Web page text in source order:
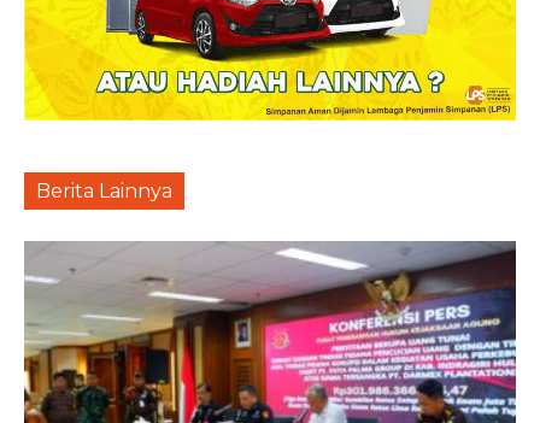
Berita Lainnya